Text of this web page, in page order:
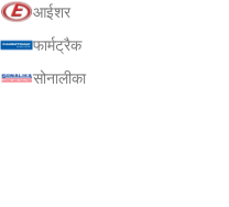
आईशर
फार्मट्रैक
सोनालीका